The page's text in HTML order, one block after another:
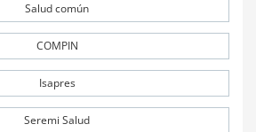
Salud común
COMPIN
Isapres
Seremi Salud